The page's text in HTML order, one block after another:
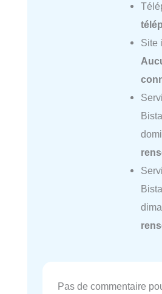
Site
Pas de commentaire